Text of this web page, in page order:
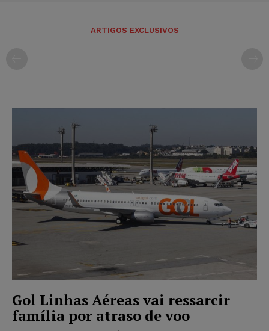
ARTIGOS EXCLUSIVOS
Gol Linhas Aéreas vai ressarcir
família por atraso de voo